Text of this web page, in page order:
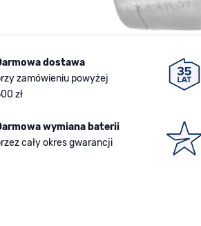
dostawa
zamówieniu powyżej
zł
wymiana baterii
cały okres gwarancji